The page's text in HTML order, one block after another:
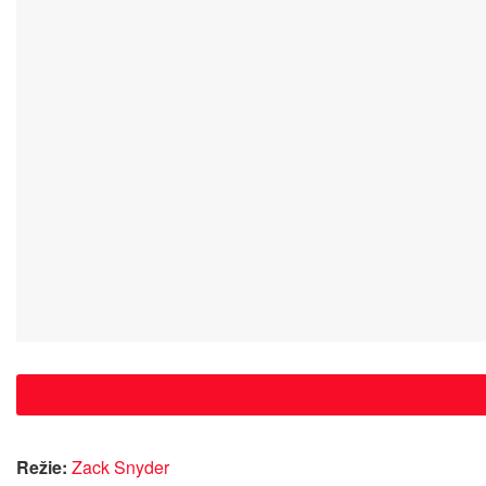
Režie: Zack Snyder